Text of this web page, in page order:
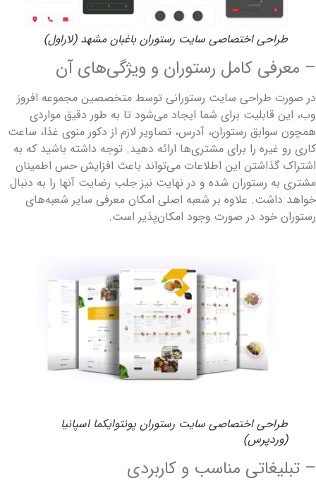
طراحی اختصاصی سایت رستوران باغبان مشهد (لاراول)
– معرفی کامل رستوران و ویژگی‌های آن
در صورت طراحی سایت رستورانی توسط متخصصین مجموعه افروز
وب، این قابلیت برای شما ایجاد می‌شود تا به طور دقیق مواردی
همچون سوابق رستوران، آدرس، تصاویر لازم از دکور منوی غذا، ساعت
کاری رو غیره را برای مشتری‌ها ارائه دهید. توجه داشته باشید که به
اشتراک گذاشتن این اطلاعات می‌تواند باعث افزایش حس اطمینان
مشتری به رستوران شده و در نهایت نیز جلب رضایت آنها را به دنبال
خواهد داشت. علاوه بر شعبه اصلی امکان معرفی سایر شعبه‌های
رستوران خود در صورت وجود امکان‌پذیر است.
طراحی اختصاصی سایت رستوران پونتوایکما اسپانیا
(وردپرس)
– تبلیغاتی مناسب و کاربردی